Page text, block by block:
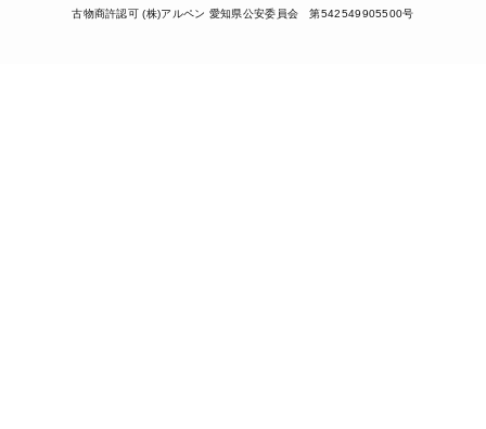
古物商許認可 (株)アルペン 愛知県公安委員会 第542549905500号